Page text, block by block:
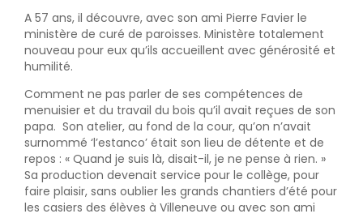
A 57 ans, il découvre, avec son ami Pierre Favier le
ministère de curé de paroisses. Ministère totalement
nouveau pour eux qu’ils accueillent avec générosité et
humilité.
Comment ne pas parler de ses compétences de
menuisier et du travail du bois qu’il avait reçues de son
papa. Son atelier, au fond de la cour, qu’on n’avait
surnommé ‘l’estanco’ était son lieu de détente et de
repos : « Quand je suis là, disait-il, je ne pense à rien. »
Sa production devenait service pour le collège, pour
faire plaisir, sans oublier les grands chantiers d’été pour
les casiers des élèves à Villeneuve ou avec son ami